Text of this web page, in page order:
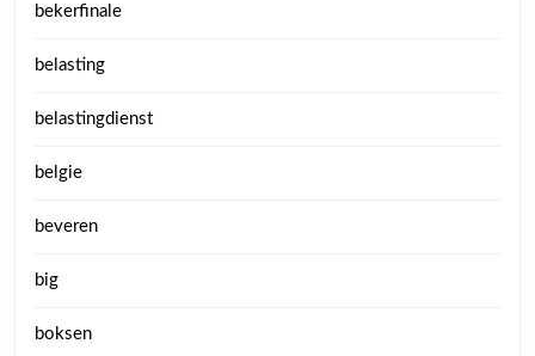
bekerfinale
belasting
belastingdienst
belgie
beveren
big
boksen